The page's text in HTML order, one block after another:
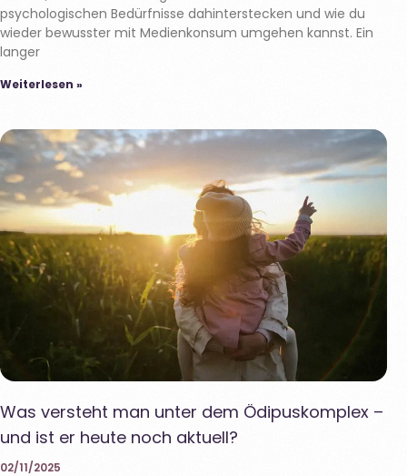
psychologischen Bedürfnisse dahinterstecken und wie du
wieder bewusster mit Medienkonsum umgehen kannst. Ein
langer
Weiterlesen »
Was versteht man unter dem Ödipuskomplex –
und ist er heute noch aktuell?
02/11/2025